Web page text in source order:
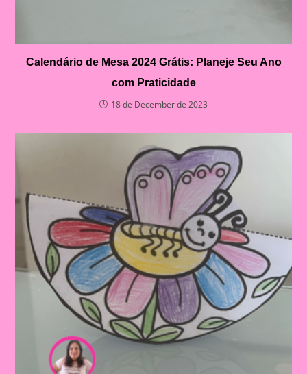
Calendário de Mesa 2024 Grátis: Planeje Seu Ano
com Praticidade
18 de December de 2023